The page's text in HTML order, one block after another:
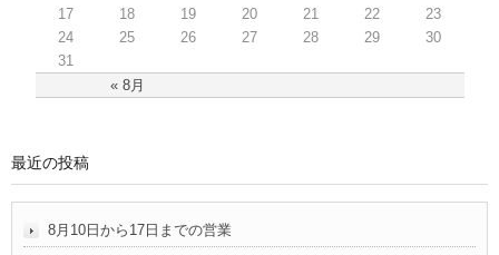
« 8月
17
18 19 20 21 22
23
24
25 26 27 28 29
30
31
最近の投稿
8月10日から17日までの営業